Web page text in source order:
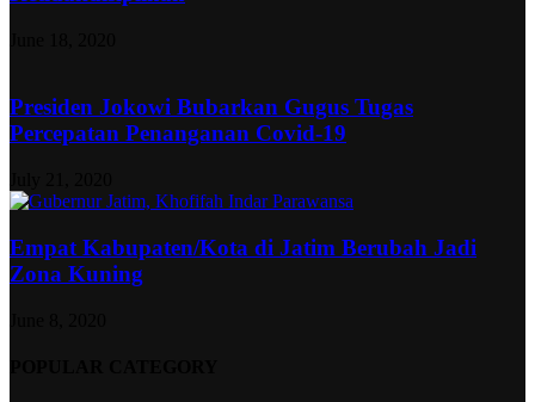
Presiden Jokowi Bubarkan Gugus Tugas
Percepatan Penanganan Covid-19
Empat Kabupaten/Kota di Jatim Berubah Jadi
Zona Kuning